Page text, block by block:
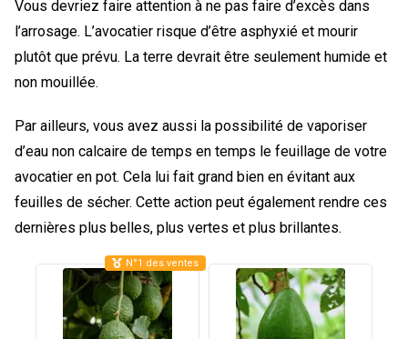
Vous devriez faire attention à ne pas faire d’excès dans
l’arrosage. L’avocatier risque d’être asphyxié et mourir
plutôt que prévu. La terre devrait être seulement humide et
non mouillée.
Par ailleurs, vous avez aussi la possibilité de vaporiser
d’eau non calcaire de temps en temps le feuillage de votre
avocatier en pot. Cela lui fait grand bien en évitant aux
feuilles de sécher. Cette action peut également rendre ces
dernières plus belles, plus vertes et plus brillantes.
N°1 des ventes